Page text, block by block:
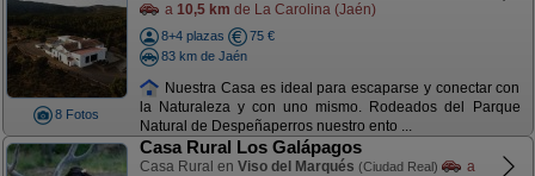
8 Fotos
a 10,5 km de La Carolina (Jaén)
8+4 plazas
75 €
83 km de Jaén
Nuestra Casa es ideal para escaparse y conectar con
la Naturaleza y con uno mismo. Rodeados del Parque
Natural de Despeñaperros nuestro ento ...
Casa Rural Los Galápagos
Casa Rural en Viso del Marqués (Ciudad Real)
a